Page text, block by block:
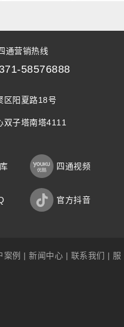
通营销热线
58576888
区阳夏路18号
双子塔南塔4111
四通视频
官方抖音
案例 | 新闻中心 | 联系我们 | 服